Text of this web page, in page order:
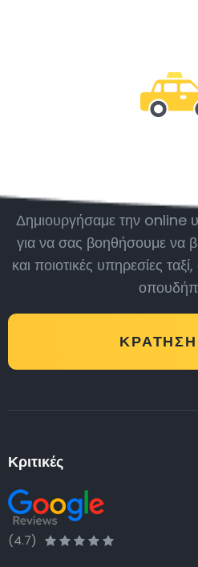
Δημιουργήσαμε την online
για να σας βοηθήσουμε να
και ποιοτικές υπηρεσίες
ΚΡΆΤΗΣΗ
Κριτικές
(4.7)